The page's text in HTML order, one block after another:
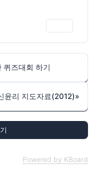
즈대회 하기
윤리 지도자료(2012)»
Powered by KBoard